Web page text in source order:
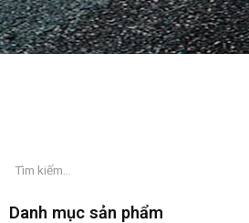
Danh mục sản phẩm